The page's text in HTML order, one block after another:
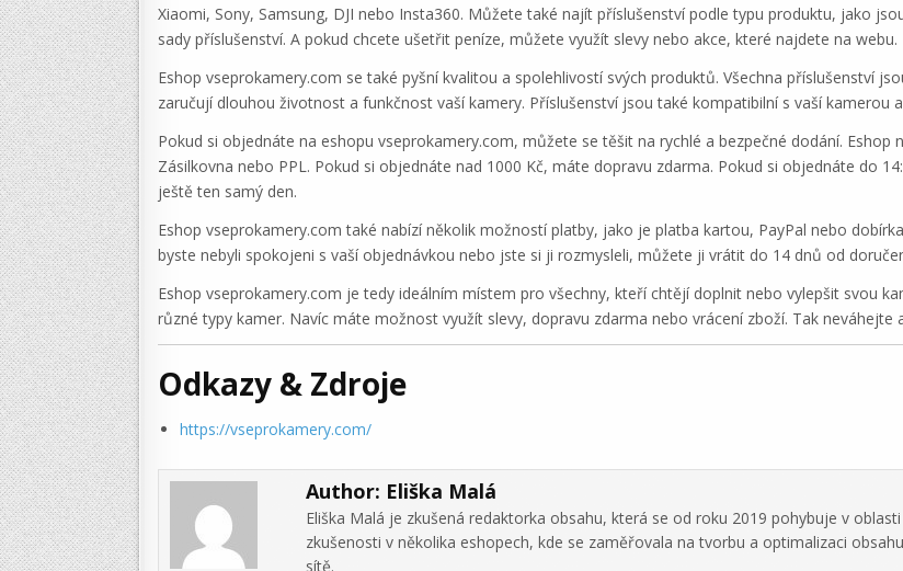
Xiaomi, Sony, Samsung, DJI nebo Insta360. Můžete také najít příslušenství podle typu produktu, jako
sady příslušenství. A pokud chcete ušetřit peníze, můžete využít slevy nebo akce, které najdete na webu.
Eshop vseprokamery.com se také pyšní kvalitou a spolehlivostí svých produktů. Všechna příslušenství
zaručují dlouhou životnost a funkčnost vaší kamery. Příslušenství jsou také kompatibilní s vaší kamerou
Pokud si objednáte na eshopu vseprokamery.com, můžete se těšit na rychlé a bezpečné dodání.
Zásilkovna nebo PPL. Pokud si objednáte nad 1000 Kč, máte dopravu zdarma. Pokud si objednáte do
ještě ten samý den.
Eshop vseprokamery.com také nabízí několik možností platby, jako je platba kartou, PayPal nebo
byste nebyli spokojeni s vaší objednávkou nebo jste si ji rozmysleli, můžete ji vrátit do 14 dnů od
Eshop vseprokamery.com je tedy ideálním místem pro všechny, kteří chtějí doplnit nebo vylepšit svou
různé typy kamer. Navíc máte možnost využít slevy, dopravu zdarma nebo vrácení zboží. Tak
Odkazy & Zdroje
https://vseprokamery.com/
Author: Eliška Malá
Eliška Malá je zkušená redaktorka obsahu, která se od roku 2019 pohybuje v
zkušenosti v několika eshopech, kde se zaměřovala na tvorbu a optimalizaci
sítě.